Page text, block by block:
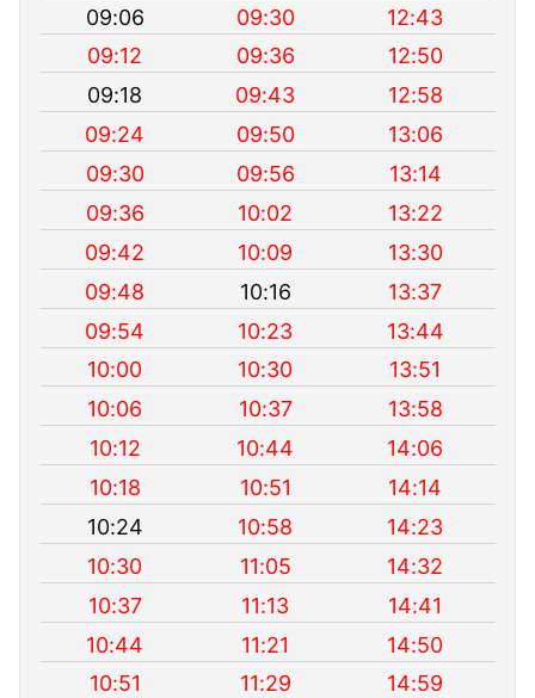
09:06
09:30
12:43
09:12
09:36
12:50
09:18
09:43
12:58
09:24
09:50
13:06
09:30
09:56
13:14
09:36
10:02
13:22
09:42
10:09
13:30
09:48
10:16
13:37
09:54
10:23
13:44
10:00
10:30
13:51
10:06
10:37
13:58
10:12
10:44
14:06
10:18
10:51
14:14
10:24
10:58
14:23
10:30
11:05
14:32
10:37
11:13
14:41
10:44
11:21
14:50
10:51
11:29
14:59